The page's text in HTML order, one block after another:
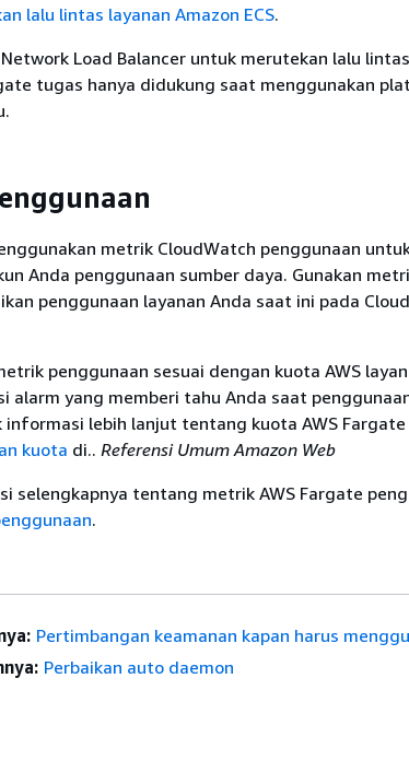
lalu lintas layanan Amazon ECS.
Load Balancer untuk merutekan lalu lintas
tugas hanya didukung saat menggunakan
metrik CloudWatch penggunaan
Anda penggunaan sumber daya. Gunakan
penggunaan layanan Anda saat ini pada
penggunaan sesuai dengan kuota AWS
alarm yang memberi tahu Anda saat
informasi lebih lanjut tentang kuota AWS Fargate
kuota di.. Referensi Umum Amazon Web
selengkapnya tentang metrik AWS Fargate
.
Pertimbangan keamanan kapan harus
Perbaikan auto daemon